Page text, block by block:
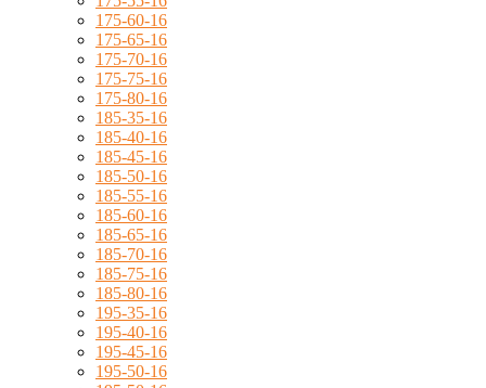
175-60-16
175-65-16
175-70-16
175-75-16
175-80-16
185-35-16
185-40-16
185-45-16
185-50-16
185-55-16
185-60-16
185-65-16
185-70-16
185-75-16
185-80-16
195-35-16
195-40-16
195-45-16
195-50-16